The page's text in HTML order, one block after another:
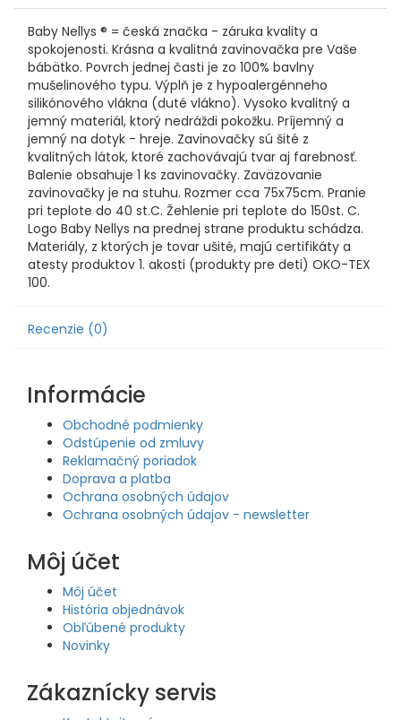
Baby Nellys ® = česká značka - záruka kvality a
spokojenosti. Krásna a kvalitná zavinovačka pre Vaše
bábätko. Povrch jednej časti je zo 100% bavlny
mušelinového typu. Výplň je z hypoalergénneho
silikónového vlákna (duté vlákno). Vysoko kvalitný a
jemný materiál, ktorý nedráždi pokožku. Príjemný a
jemný na dotyk - hreje. Zavinovačky sú šité z
kvalitných látok, ktoré zachovávajú tvar aj farebnosť.
Balenie obsahuje 1 ks zavinovačky. Zaväzovanie
zavinovačky je na stuhu. Rozmer cca 75x75cm. Pranie
pri teplote do 40 st.C. Žehlenie pri teplote do 150st. C.
Logo Baby Nellys na prednej strane produktu schádza.
Materiály, z ktorých je tovar ušité, majú certifikáty a
atesty produktov 1. akosti (produkty pre deti) OKO-TEX
100.
Recenzie (0)
Informácie
Obchodné podmienky
Odstúpenie od zmluvy
Reklamačný poriadok
Doprava a platba
Ochrana osobných údajov
Ochrana osobných údajov - newsletter
Môj účet
Môj účet
História objednávok
Obľúbené produkty
Novinky
Zákaznícky servis